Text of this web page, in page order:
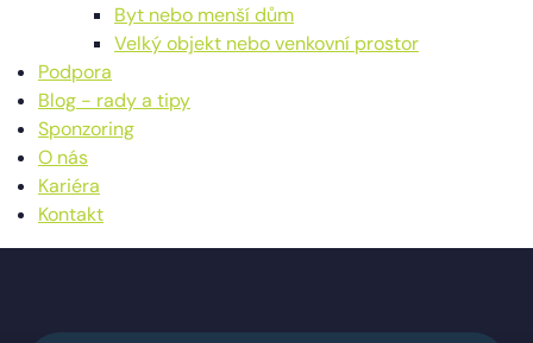
Byt nebo menší dům
Velký objekt nebo venkovní prostor
Podpora
Blog - rady a tipy
Sponzoring
O nás
Kariéra
Kontakt